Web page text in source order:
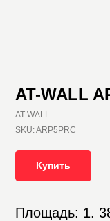
AT-WALL
AT-WALL
SKU:ARP5PRC
Купить
Площадь: 1.